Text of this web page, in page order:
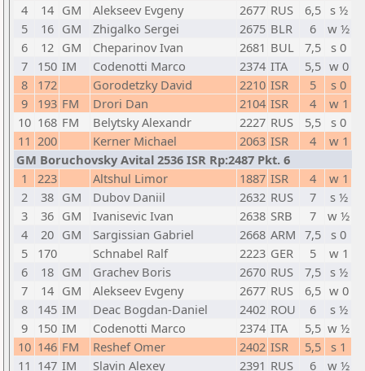
4
14 GM Alekseev Evgeny 2677 RUS 6,5 s ½
5
16 GM Zhigalko Sergei 2675 BLR 6
w ½
6
12 GM Cheparinov Ivan 2681 BUL 7,5
s 0
7
150 IM Codenotti Marco 2374 ITA 5,5 w 0
8
172 Gorodetzky David 2210 ISR 5
s 0
9
193 FM Drori Dan 2104 ISR 4
w 1
10 168 FM Belytsky Alexandr 2227 RUS 5,5
s 0
11 200 Kerner Michael 2063 ISR 4
w 1
GM Boruchovsky Avital 2536 ISR Rp:2487 Pkt. 6
1
223 Altshul Limor 1887 ISR 4
w 1
2
38 GM Dubov Daniil 2632 RUS 7
s ½
3
36 GM Ivanisevic Ivan 2638 SRB 7
w ½
4
20 GM Sargissian Gabriel 2668 ARM 7,5
s 0
5
170 Schnabel Ralf 2223 GER 5
w 1
6
18 GM Grachev Boris 2670 RUS 7,5
s ½
7
14 GM Alekseev Evgeny 2677 RUS 6,5 w 0
8
145 IM Deac Bogdan-Daniel 2402 ROU 6
s ½
9
150 IM Codenotti Marco 2374 ITA 5,5 w ½
10 146 FM Reshef Omer 2402 ISR 5,5
s 1
11 147 IM Slavin Alexey 2391 RUS 6 w ½